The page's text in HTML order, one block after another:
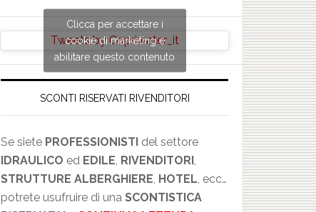
Tweets by Copriwater_it
Clicca per accettare i
cookie di marketing e
abilitare questo contenuto
SCONTI RISERVATI RIVENDITORI
Se sietePROFESSIONISTIdel settore
IDRAULICOedEDILE,RIVENDITORI,
STRUTTURE ALBERGHIERE,HOTEL, ecc…
potrete usufruire di unaSCONTISTICA